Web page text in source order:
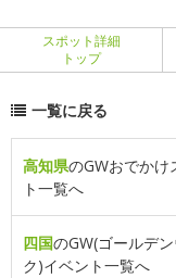
スポット詳細
トップ
一覧に戻る
高知県のGWおでかけ
ト一覧へ
四国のGW(ゴールデ
ク)イベント一覧へ